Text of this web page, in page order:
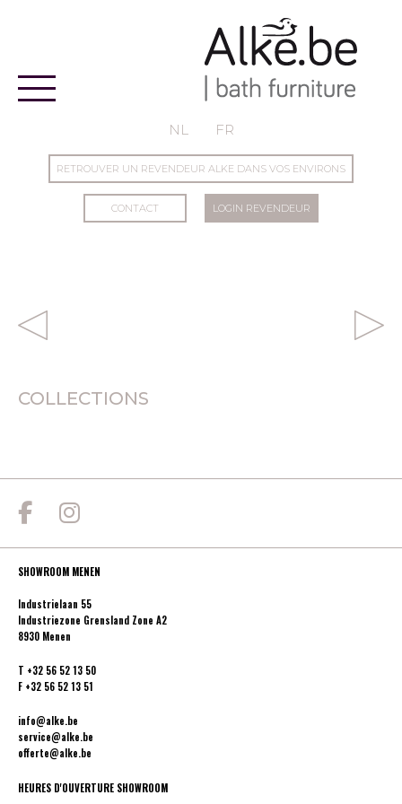
NL FR
RETROUVER UN REVENDEUR ALKE DANS VOS ENVIRONS
CONTACT LOGIN REVENDEUR
COLLECTIONS
SHOWROOM MENEN
Industrielaan 55
Industriezone Grensland Zone A2
8930 Menen
T +32 56 52 13 50
F +32 56 52 13 51
info@alke.be
service@alke.be
offerte@alke.be
HEURES D'OUVERTURE SHOWROOM